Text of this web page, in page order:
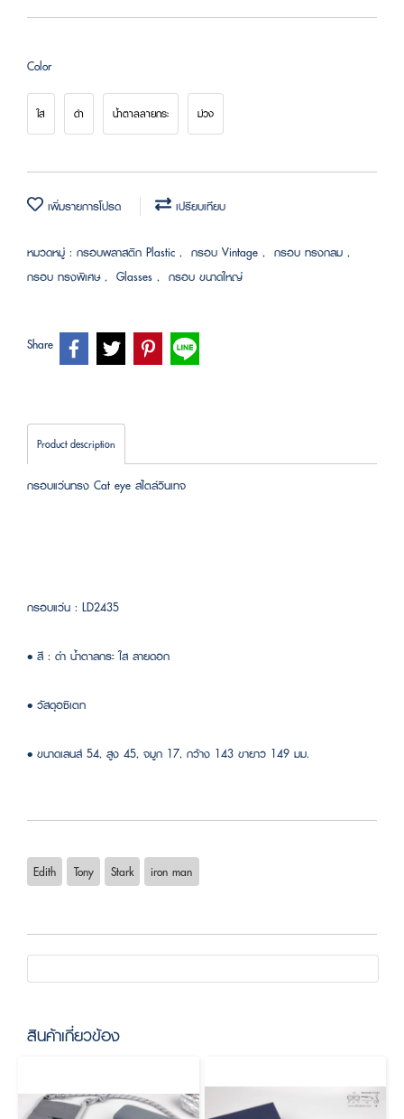
Color
ใส ดำ น้ำตาลลายกระ ม่วง
เพิ่มรายการโปรด เปรียบเทียบ
หมวดหมู่ : กรอบพลาสติก Plastic , กรอบ Vintage , กรอบ ทรงกลม ,
กรอบ ทรงพิเศษ, Glasses , กรอบ ขนาดใหญ่
Share
Product description
กรอบแว่นทรง Cat eye สไตล์วินเทจ
กรอบแว่น : LD2435
• สี : ดำ น้ำตาลกระ ใส ลายดอก
• วัสดุอซิเตท
• ขนาดเลนส์ 54, สูง 45, จมูก 17, กว้าง 143 ขายาว 149 มม.
Edith Tony Stark iron man
สินค้าเกี่ยวข้อง